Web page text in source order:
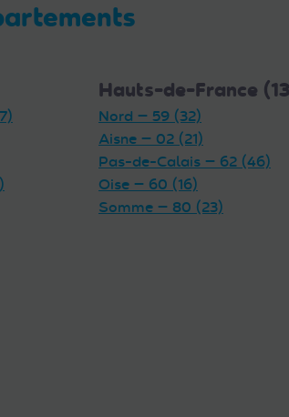
Hauts-de-France
Nord — 59 (32)
Aisne — 02 (21)
Pas-de-Calais — 62 (46)
Oise — 60 (16)
Somme — 80 (23)